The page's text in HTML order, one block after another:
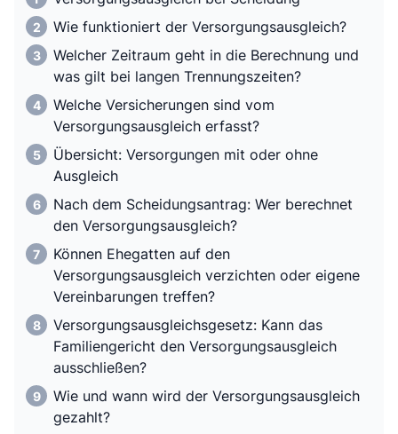
Wie funktioniert der Versorgungsausgleich?
Welcher Zeitraum geht in die Berechnung und
was gilt bei langen Trennungszeiten?
Welche Versicherungen sind vom
Versorgungsausgleich erfasst?
Übersicht: Versorgungen mit oder ohne
Ausgleich
Nach dem Scheidungsantrag: Wer berechnet
den Versorgungsausgleich?
Können Ehegatten auf den
Versorgungsausgleich verzichten oder eigene
Vereinbarungen treffen?
Versorgungsausgleichsgesetz: Kann das
Familiengericht den Versorgungsausgleich
ausschließen?
Wie und wann wird der Versorgungsausgleich
gezahlt?